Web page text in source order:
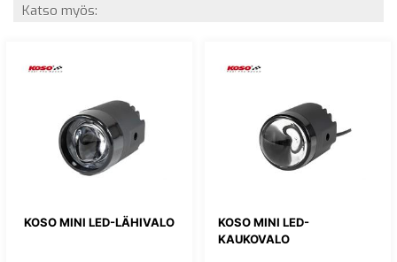
Katso myös:
KOSO MINI LED-LÄHIVALO
KOSO MINI LED-
KAUKOVALO